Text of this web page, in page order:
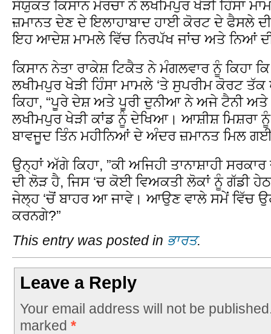
ਸੰਯੁਕਤ ਕਿਸਾਨ ਮੋਰਚਾ ਨੇ ਲਖੀਮਪੁਰ ਖੇੜੀ ਹਿੰਸਾ
ਜ਼ਮਾਨਤ ਦੇਣ ਦੇ ਇਲਾਹਾਬਾਦ ਹਾਈ ਕੋਰਟ ਦੇ ਫੈਸਲੇ ਦੀ
ਇਹ ਆਦੇਸ਼ ਮਾਮਲੇ ਵਿੱਚ ਨਿਰਪੱਖ ਜਾਂਚ ਅਤੇ ਨਿਆਂ
ਕਿਸਾਨ ਨੇਤਾ ਰਾਕੇਸ਼ ਟਿਕੈਤ ਨੇ ਮੰਗਲਵਾਰ ਨੂੰ ਕਿਹਾ
ਲਖੀਮਪੁਰ ਖੇੜੀ ਹਿੰਸਾ ਮਾਮਲੇ ‘ਤੇ ਸੁਪਰੀਮ ਕੋਰਟ
ਕਿਹਾ, “ਪੂਰੇ ਦੇਸ਼ ਅਤੇ ਪੂਰੀ ਦੁਨੀਆ ਨੇ ਅਜੇ ਟੈਨੀ
ਲਖੀਮਪੁਰ ਖੇੜੀ ਕਾਂਡ ਨੂੰ ਦੇਖਿਆ। ਆਸ਼ੀਸ਼ ਮਿਸ਼ਰਾ
ਬਾਵਜੂਦ ਤਿੰਨ ਮਹੀਨਿਆਂ ਦੇ ਅੰਦਰ ਜ਼ਮਾਨਤ ਮਿਲ
ਉਨ੍ਹਾਂ ਅੱਗੇ ਕਿਹਾ, ”ਕੀ ਅਜਿਹੀ ਤਾਨਾਸ਼ਾਹੀ
ਦੀ ਲੋੜ ਹੈ, ਜਿਸ ‘ਚ ਕੋਈ ਵਿਅਕਤੀ ਲੋਕਾਂ ਨੂੰ ਗੱਡੀ
ਜੇਲ੍ਹ ‘ਚੋਂ ਬਾਹਰ ਆ ਜਾਵੇ। ਆਉਣ ਵਾਲੇ ਸਮੇਂ ਵਿੱਚ
ਕਰਨਗੇ?”
This entry was posted in ਭਾਰਤ.
Leave a Reply
Your email address will not be
marked *